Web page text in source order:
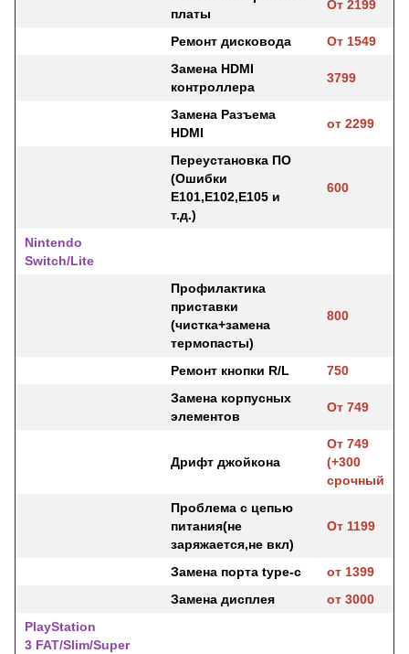
платы
От 2199
Ремонт дисковода
От 1549
Замена HDMI
контроллера
3799
Замена Разъема
HDMI
от 2299
Переустановка ПО
(Ошибки
E101,E102,E105 и
т.д.)
600
Nintendo
Switch/Lite
Профилактика
приставки
(чистка+замена
термопасты)
800
Ремонт кнопки R/L
750
Замена корпусных
элементов
От 749
Дрифт джойкона
От 749
(+300
срочный
Проблема с цепью
питания(не
заряжается,не вкл)
От 1199
Замена порта type-c
от 1399
Замена дисплея
от 3000
PlayStation
3 FAT/Slim/Super